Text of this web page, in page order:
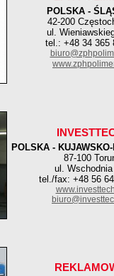
POLSKA -
42-200
ul.
tel.: +48 34 365
POLSKA -
87-100
ul.
tel./fax: +48 56